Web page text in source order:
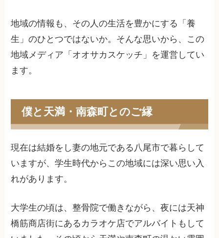
地域の情報も、その人の生活を豊かにする「養
生」のひとつではないか。そんな思いから、この
地域メディア「オオサカスケッチ」を運営してい
ます。
僕と天満・南森町とのご縁
現在は結婚をし妻の地元である八尾市で暮らして
いますが、学生時代からこの地域には深い思い入
れがあります。
大学生の頃は、整骨院で働きながら、夜には天神
橋筋商店街にあるカラオケ店でアルバイトもして